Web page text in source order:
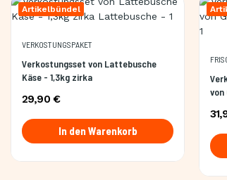
Artikelbündel
VERKOSTUNGSPAKET
Verkostungsset von Lattebusche
Käse - 1,3kg zirka
29,90 €
In den Warenkorb